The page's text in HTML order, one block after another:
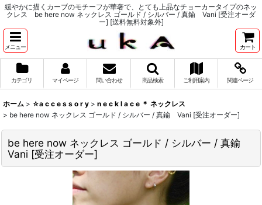
緩やかに描くカーブのモチーフが華奢で、とても上品なチョーカータイプのネッ
クレス be here now ネックレス ゴールド / シルバー / 真鍮 Vani [受注オーダ
ー] [送料無料対象外]
メニュー カート
カテゴリ マイページ 問い合わせ 商品検索 ご利用案内 関連ページ
ホーム > ☆a c c e s s o r y > n e c k l a c e ＊ ネックレス
> be here now ネックレス ゴールド / シルバー / 真鍮 Vani [受注オーダー]
be here now ネックレス ゴールド / シルバー / 真鍮
Vani [受注オーダー]